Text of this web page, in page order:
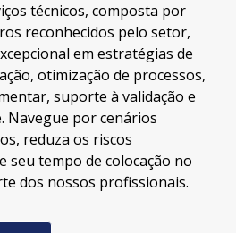
técnicos, composta por
reconhecidos pelo setor,
em estratégias de
otimização de processos,
suporte à validação e
Navegue por cenários
reduza os riscos
seu tempo de colocação no
dos nossos profissionais.